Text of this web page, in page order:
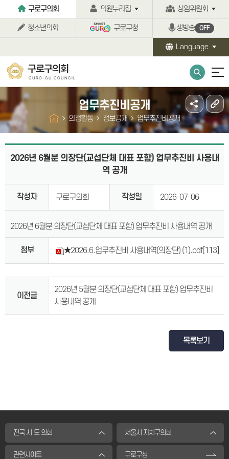
본문바로가기구로구의회 의원누리집 상임위원회
청소년의회 구로구청 생방송 OFF
Language
구로구의회
GURO-GU COUNCIL
업무추진비공개
의정활동 정보공개 업무추진비공개
2026년 6월분 의장단(교섭단체 대표 포함) 업무추진비 사용내
역 공개
작성자 구로구의회 작성일 2026-07-06
2026년 6월분 의장단(교섭단체 대표 포함) 업무추진비 사용내역 공개
첨부 ★2026.6.업무추진비 사용내역(의장단) (1).pdf[113]
이전글
2026년 5월분 의장단(교섭단체 대표 포함) 업무추진비
사용내역 공개
목록보기
전국 시·도 의회 서울시 자치구의회
관련사이트 구로구청